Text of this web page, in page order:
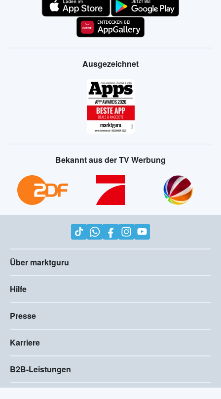
Ausgezeichnet
Bekannt aus der TV Werbung
Über marktguru
Hilfe
Presse
Karriere
B2B-Leistungen